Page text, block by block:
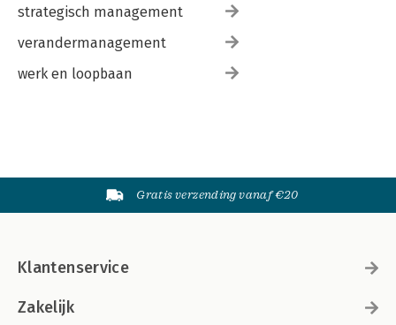
strategisch management
verandermanagement
werk en loopbaan
Gratis verzending vanaf €20
Klantenservice
Zakelijk